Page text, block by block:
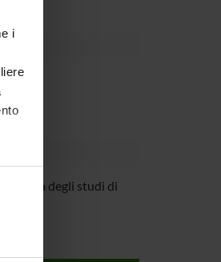
i
degli studi di